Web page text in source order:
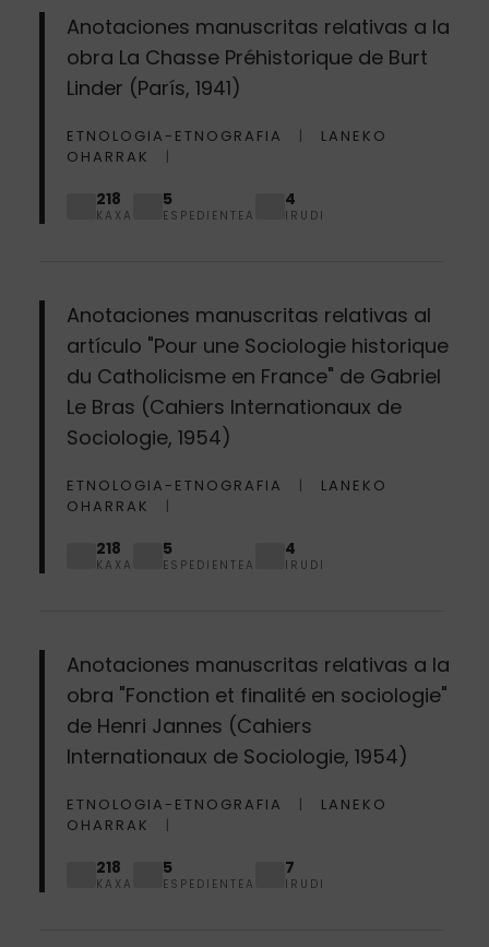
Anotaciones manuscritas relativas a la
obra La Chasse Préhistorique de Burt
Linder (París, 1941)
ETNOLOGIA-ETNOGRAFIA
LANEKO
OHARRAK
218
KAXA
5
ESPEDIENTEA
4
IRUDI
Anotaciones manuscritas relativas al
artículo "Pour une Sociologie historique
du Catholicisme en France" de Gabriel
Le Bras (Cahiers Internationaux de
Sociologie, 1954)
ETNOLOGIA-ETNOGRAFIA
LANEKO
OHARRAK
218
KAXA
5
ESPEDIENTEA
4
IRUDI
Anotaciones manuscritas relativas a la
obra "Fonction et finalité en sociologie"
de Henri Jannes (Cahiers
Internationaux de Sociologie, 1954)
ETNOLOGIA-ETNOGRAFIA
LANEKO
OHARRAK
218
KAXA
5
ESPEDIENTEA
7
IRUDI